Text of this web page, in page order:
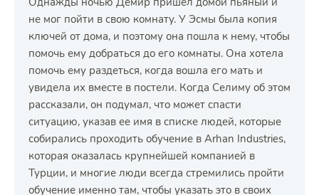
не мог пойти в свою комнату. У Эсмы была копия
ключей от дома, и поэтому она пошла к нему, чтобы
помочь ему добраться до его комнаты. Она хотела
помочь ему раздеться, когда вошла его мать и
увидела их вместе в постели. Когда Селиму об этом
рассказали, он подумал, что может спасти
ситуацию, указав ее имя в списке людей, которые
собирались проходить обучение в Arhan Industries,
которая оказалась крупнейшей компанией в
Турции, и многие люди всегда стремились пройти
обучение именно там, чтобы указать это в своих